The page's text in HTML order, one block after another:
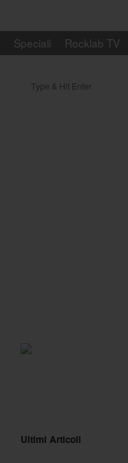
Speciali Rocklab TV
Ultimi Articoli